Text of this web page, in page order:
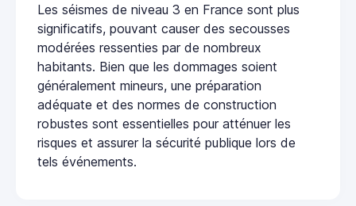
Les séismes de niveau 3 en France sont plus
significatifs, pouvant causer des secousses
modérées ressenties par de nombreux
habitants. Bien que les dommages soient
généralement mineurs, une préparation
adéquate et des normes de construction
robustes sont essentielles pour atténuer les
risques et assurer la sécurité publique lors de
tels événements.